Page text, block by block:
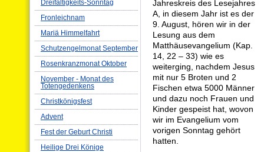
Dreifaltigkeits-Sonntag
Fronleichnam
Mariä Himmelfahrt
Schutzengelmonat September
Rosenkranzmonat Oktober
November - Monat des
Totengedenkens
Christkönigsfest
Advent
Fest der Geburt Christi
Heilige Drei Könige
Jahreskreis des Lesejahres
A, in diesem Jahr ist es der
9. August, hören wir in der
Lesung aus dem
Matthäusevangelium (Kap.
14, 22 – 33) wie es
weiterging, nachdem Jesus
mit nur 5 Broten und 2
Fischen etwa 5000 Männer
und dazu noch Frauen und
Kinder gespeist hat, wovon
wir im Evangelium vom
vorigen Sonntag gehört
hatten.